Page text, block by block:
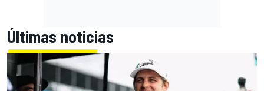
Últimas noticias